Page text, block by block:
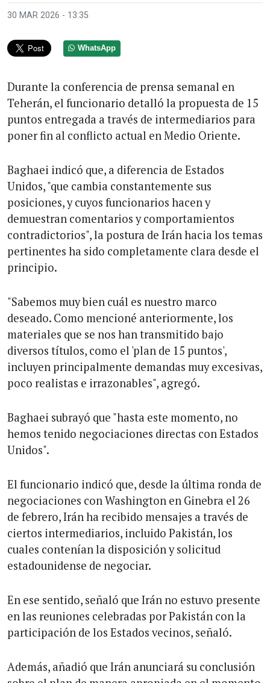
30 MAR 2026 - 13:35
WhatsApp
Durante la conferencia de prensa semanal en
Teherán, el funcionario detalló la propuesta de 15
puntos entregada a través de intermediarios para
poner fin al conflicto actual en Medio Oriente.
Baghaei indicó que, a diferencia de Estados
Unidos, "que cambia constantemente sus
posiciones, y cuyos funcionarios hacen y
demuestran comentarios y comportamientos
contradictorios", la postura de Irán hacia los temas
pertinentes ha sido completamente clara desde el
principio.
"Sabemos muy bien cuál es nuestro marco
deseado. Como mencioné anteriormente, los
materiales que se nos han transmitido bajo
diversos títulos, como el 'plan de 15 puntos',
incluyen principalmente demandas muy excesivas,
poco realistas e irrazonables", agregó.
Baghaei subrayó que "hasta este momento, no
hemos tenido negociaciones directas con Estados
Unidos".
El funcionario indicó que, desde la última ronda de
negociaciones con Washington en Ginebra el 26
de febrero, Irán ha recibido mensajes a través de
ciertos intermediarios, incluido Pakistán, los
cuales contenían la disposición y solicitud
estadounidense de negociar.
En ese sentido, señaló que Irán no estuvo presente
en las reuniones celebradas por Pakistán con la
participación de los Estados vecinos, señaló.
Además, añadió que Irán anunciará su conclusión